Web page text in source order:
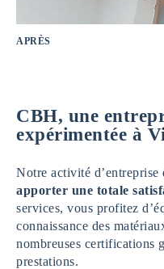
APRÈS
CBH, une
expérimentée à
Notre activité d’entreprise
apporter une totale
services, vous profitez
connaissance des
nombreuses certifications
prestations.